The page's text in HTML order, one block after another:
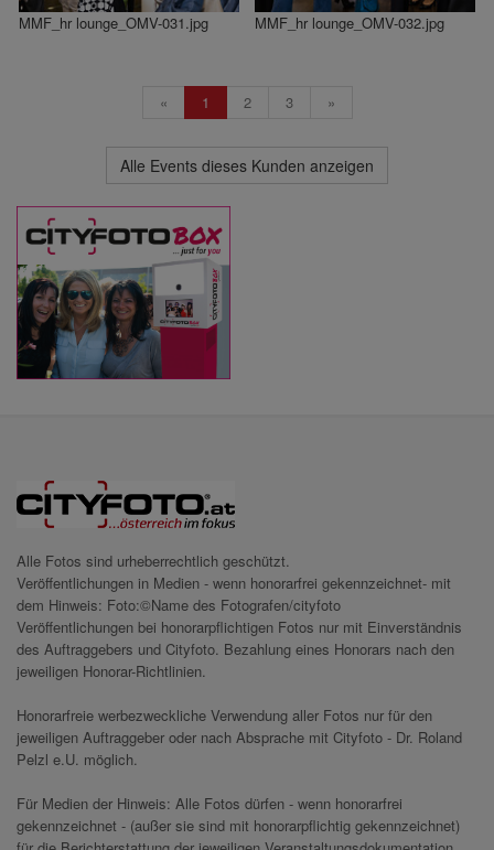
MMF_hr lounge_OMV-031.jpg MMF_hr lounge_OMV-032.jpg
« 1 2 3 »
Alle Events dieses Kunden anzeigen
Alle Fotos sind urheberrechtlich geschützt.
Veröffentlichungen in Medien - wenn honorarfrei gekennzeichnet- mit
dem Hinweis: Foto:©Name des Fotografen/cityfoto
Veröffentlichungen bei honorarpflichtigen Fotos nur mit Einverständnis
des Auftraggebers und Cityfoto. Bezahlung eines Honorars nach den
jeweiligen Honorar-Richtlinien.
Honorarfreie werbezweckliche Verwendung aller Fotos nur für den
jeweiligen Auftraggeber oder nach Absprache mit Cityfoto - Dr. Roland
Pelzl e.U. möglich.
Für Medien der Hinweis: Alle Fotos dürfen - wenn honorarfrei
gekennzeichnet - (außer sie sind mit honorarpflichtig gekennzeichnet)